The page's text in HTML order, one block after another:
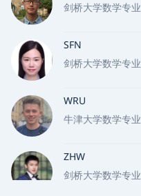
剑桥大学数学专业
SFN
剑桥大学数学专业
WRU
牛津大学数学专业
ZHW
剑桥大学数学专业